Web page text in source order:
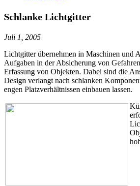
Schlanke Lichtgitter
Juli 1, 2005
Lichtgitter übernehmen in Maschinen und
Aufgaben in der Absicherung von
Erfassung von Objekten. Dabei sind die
Design verlangt nach schlanken
engen Platzverhältnissen einbauen lassen.